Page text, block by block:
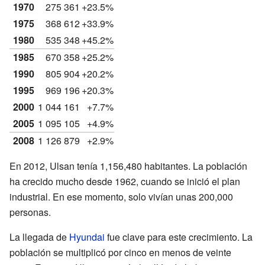
1970
275 361 +23.5%
1975
368 612+33.9%
1980
535 348 +45.2%
1985
670 358 +25.2%
1990
805 904+20.2%
1995
969 196+20.3%
2000 1 044 161
+7.7%
2005 1 095 105 +4.9%
2008 1 126 879
+2.9%
En 2012, Ulsan tenía 1,156,480 habitantes. La población
ha crecido mucho desde 1962, cuando se inició el plan
industrial. En ese momento, solo vivían unas 200,000
personas.
La llegada de Hyundai fue clave para este crecimiento. La
población se multiplicó por cinco en menos de veinte